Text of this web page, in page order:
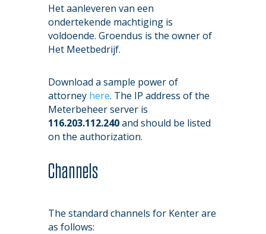
Het aanleveren van een
ondertekende machtiging is
voldoende. Groendus is the owner of
Het Meetbedrijf.
Download a sample power of
attorney here. The IP address of the
Meterbeheer server is
116.203.112.240and should be listed
on the authorization.
Channels
The standard channels for Kenter are
as follows: